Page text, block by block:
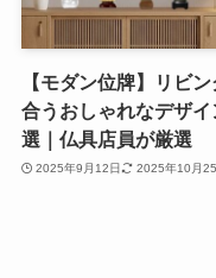
【モダン位牌】リビ
合うおしゃれなデザイ
選｜仏具店員が厳選
2025年9月12日 2025年10月